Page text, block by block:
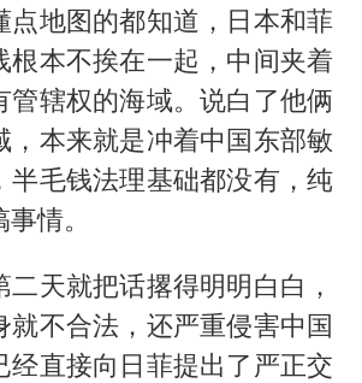
点地图的都知道，日本和菲
根本不挨在一起，中间夹着
管辖权的海域。说白了他俩
，本来就是冲着中国东部敏
半毛钱法理基础都没有，纯
情。
天就把话撂得明明白白，
就不合法，还严重侵害中国
经直接向日菲提出了严正交